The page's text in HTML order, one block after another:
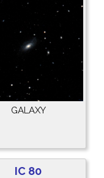
GALAXY
IC 80